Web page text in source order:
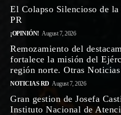
El Colapso Silencioso de
PR
¡OPINIÓN! August 7, 2026
Remozamiento del
fortalece la misión del
región norte. Otras
NOTICIAS RD August 7, 2026
Gran gestion de Josefa
Instituto Nacional de